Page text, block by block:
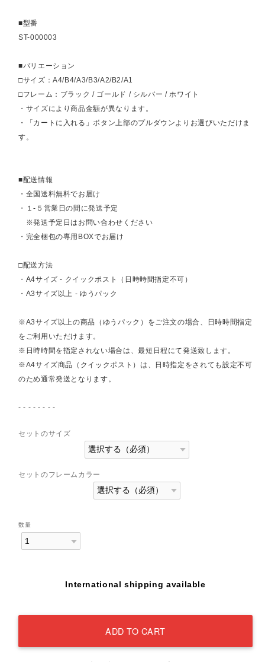
■型番
ST-000003
■バリエーション
□サイズ：A4/B4/A3/B3/A2/B2/A1
□フレーム：ブラック / ゴールド / シルバー / ホワイト
・サイズにより商品金額が異なります。
・「カートに入れる」ボタン上部のプルダウンよりお選びいただけま
す。
■配送情報
・全国送料無料でお届け
・１-５営業日の間に発送予定
※発送予定日はお問い合わせください
・完全梱包の専用BOXでお届け
□配送方法
・A4サイズ - クイックポスト（日時時間指定不可）
・A3サイズ以上 - ゆうパック
※A3サイズ以上の商品（ゆうパック）をご注文の場合、日時時間指定
をご利用いただけます。
※日時時間を指定されない場合は、最短日程にて発送致します。
※A4サイズ商品（クイックポスト）は、日時指定をされても設定不可
のため通常発送となります。
- - - - - - - -
セットのサイズ
セットのフレームカラー
数量
International shipping available
ADD TO CART